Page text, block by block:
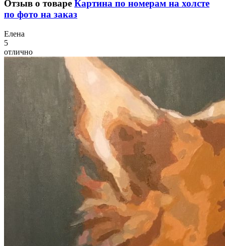
Отзыв о товаре Картина по номерам на холсте
по фото на заказ
Елена
5
отлично